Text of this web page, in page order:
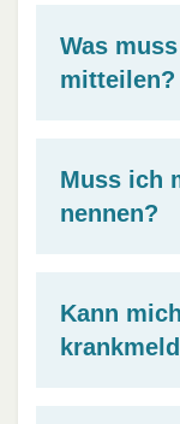
Was
mitteilen?
Muss ich
nennen?
Kann